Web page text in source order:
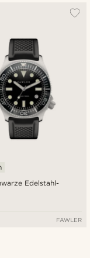
Edelstahl-
FAWLER